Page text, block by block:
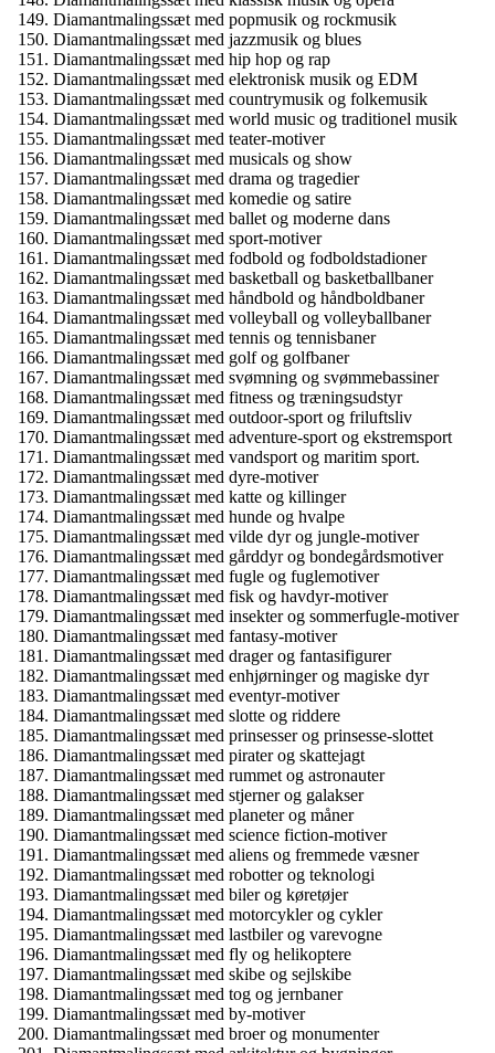
Diamantmalingssæt med popmusik og rockmusik
Diamantmalingssæt med jazzmusik og blues
Diamantmalingssæt med hip hop og rap
Diamantmalingssæt med elektronisk musik og EDM
Diamantmalingssæt med countrymusik og folkemusik
Diamantmalingssæt med world music og traditionel musik
Diamantmalingssæt med teater-motiver
Diamantmalingssæt med musicals og show
Diamantmalingssæt med drama og tragedier
Diamantmalingssæt med komedie og satire
Diamantmalingssæt med ballet og moderne dans
Diamantmalingssæt med sport-motiver
Diamantmalingssæt med fodbold og fodboldstadioner
Diamantmalingssæt med basketball og basketballbaner
Diamantmalingssæt med håndbold og håndboldbaner
Diamantmalingssæt med volleyball og volleyballbaner
Diamantmalingssæt med tennis og tennisbaner
Diamantmalingssæt med golf og golfbaner
Diamantmalingssæt med svømning og svømmebassiner
Diamantmalingssæt med fitness og træningsudstyr
Diamantmalingssæt med outdoor-sport og friluftsliv
Diamantmalingssæt med adventure-sport og ekstremsport
Diamantmalingssæt med vandsport og maritim sport.
Diamantmalingssæt med dyre-motiver
Diamantmalingssæt med katte og killinger
Diamantmalingssæt med hunde og hvalpe
Diamantmalingssæt med vilde dyr og jungle-motiver
Diamantmalingssæt med gårddyr og bondegårdsmotiver
Diamantmalingssæt med fugle og fuglemotiver
Diamantmalingssæt med fisk og havdyr-motiver
Diamantmalingssæt med insekter og sommerfugle-motiver
Diamantmalingssæt med fantasy-motiver
Diamantmalingssæt med drager og fantasifigurer
Diamantmalingssæt med enhjørninger og magiske dyr
Diamantmalingssæt med eventyr-motiver
Diamantmalingssæt med slotte og riddere
Diamantmalingssæt med prinsesser og prinsesse-slottet
Diamantmalingssæt med pirater og skattejagt
Diamantmalingssæt med rummet og astronauter
Diamantmalingssæt med stjerner og galakser
Diamantmalingssæt med planeter og måner
Diamantmalingssæt med science fiction-motiver
Diamantmalingssæt med aliens og fremmede væsner
Diamantmalingssæt med robotter og teknologi
Diamantmalingssæt med biler og køretøjer
Diamantmalingssæt med motorcykler og cykler
Diamantmalingssæt med lastbiler og varevogne
Diamantmalingssæt med fly og helikoptere
Diamantmalingssæt med skibe og sejlskibe
Diamantmalingssæt med tog og jernbaner
Diamantmalingssæt med by-motiver
Diamantmalingssæt med broer og monumenter